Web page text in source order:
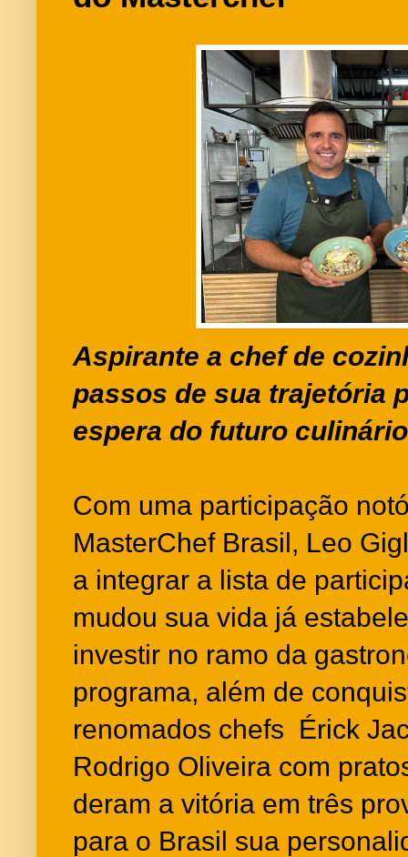
Aspirante a chef de
passos de sua trajetória
espera do futuro culinário
Com uma participação
MasterChef Brasil, Leo
a integrar a lista de
mudou sua vida já
investir no ramo da
programa, além de
renomados chefs Érick
Rodrigo Oliveira com
deram a vitória em três
para o Brasil sua